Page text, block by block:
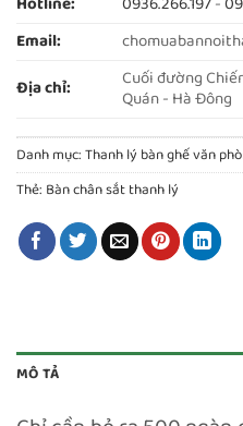
Email:
Địa chỉ:
Cuối đường
Quán - Hà Đông
Danh mục:Thanh lý bàn ghế văn
Thẻ: Bàn chân sắt thanh lý
MÔ TẢ